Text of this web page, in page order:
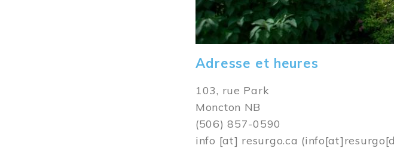
Adresse et heures
103, rue Park
Moncton NB
(506) 857-0590
info [at] resurgo.ca